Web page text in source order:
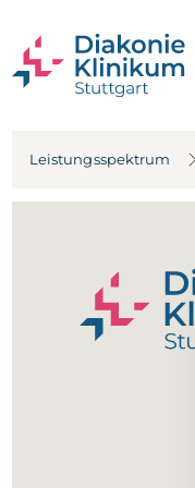
Leistungsspektrum